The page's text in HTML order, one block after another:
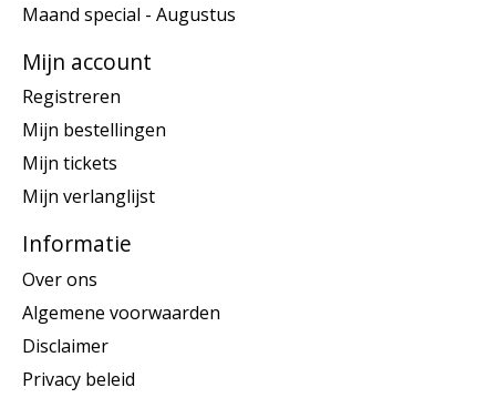
Maand special - Augustus
Mijn account
Registreren
Mijn bestellingen
Mijn tickets
Mijn verlanglijst
Informatie
Over ons
Algemene voorwaarden
Disclaimer
Privacy beleid